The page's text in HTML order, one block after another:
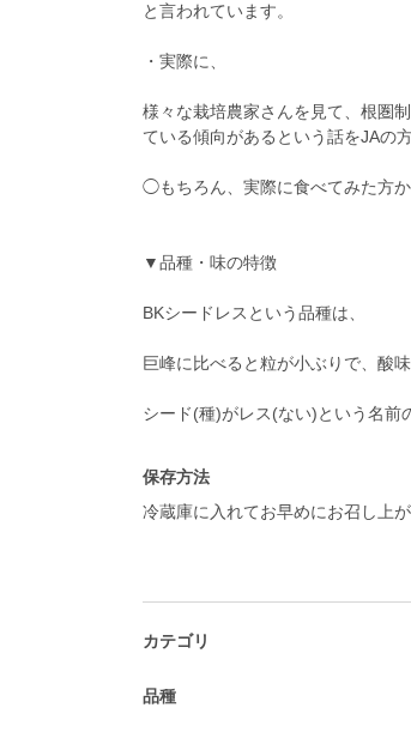
と言われています。
・実際に、
様々な栽培農家さんを見て、根圏
ている傾向があるという話をJAの
◯もちろん、実際に食べてみた方
▼品種・味の特徴
BKシードレスという品種は、
巨峰に比べると粒が小ぶりで、酸
保存方法
冷蔵庫に入れてお早めにお召し上
カテゴリ
品種